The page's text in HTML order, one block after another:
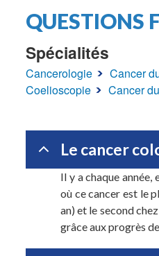
d'Ariane
QUESTIONS
Spécialités
Cancerologie
Cancer
Coelioscopie
Cancer
Le cancer
Il y a chaque
où ce cancer est le
an) et le second
grâce aux progrès